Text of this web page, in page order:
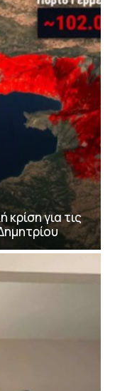
κρίση για τις